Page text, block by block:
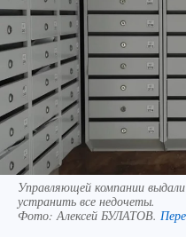
Управляющей компании
устранить все недочеты.
Фото: Алексей БУЛАТОВ.